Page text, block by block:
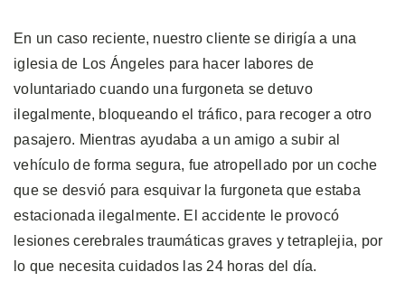
En un caso reciente, nuestro cliente se dirigía a una
iglesia de Los Ángeles para hacer labores de
voluntariado cuando una furgoneta se detuvo
ilegalmente, bloqueando el tráfico, para recoger a otro
pasajero. Mientras ayudaba a un amigo a subir al
vehículo de forma segura, fue atropellado por un coche
que se desvió para esquivar la furgoneta que estaba
estacionada ilegalmente. El accidente le provocó
lesiones cerebrales traumáticas graves y tetraplejia, por
lo que necesita cuidados las 24 horas del día.